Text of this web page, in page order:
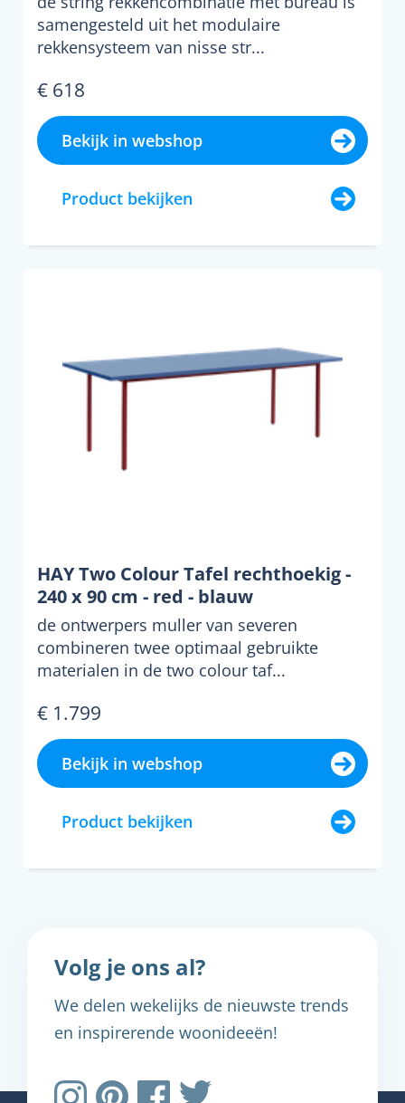
samengesteld uit het modulaire
rekkensysteem van nisse str...
€ 618
Bekijk in webshop
Product bekijken
HAY Two Colour Tafel rechthoekig -
240 x 90 cm - red - blauw
de ontwerpers muller van severen
combineren twee optimaal gebruikte
materialen in de two colour taf...
€ 1.799
Bekijk in webshop
Product bekijken
Volg je ons al?
We delen wekelijks de nieuwste trends
en inspirerende woonideeën!